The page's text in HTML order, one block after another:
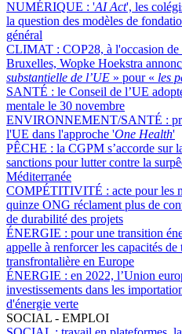
NUMÉRIQUE : 'AI Act', les
la question des modèles de
général
CLIMAT : COP28, à l'occasion
Bruxelles, Wopke Hoekstra
substantielle de l’UE » pour « les
SANTÉ : le Conseil de l’UE
mentale le 30 novembre
ENVIRONNEMENT/SANTÉ :
l'UE dans l'approche 'One Health'
PÊCHE : la CGPM s’accorde sur
sanctions pour lutter contre la
Méditerranée
COMPÉTITIVITÉ : acte pour les
quinze ONG réclament plus de
de durabilité des projets
ÉNERGIE : pour une transition
appelle à renforcer les capacités
transfrontalière en Europe
ÉNERGIE : en 2022, l’Union
investissements dans les
d'énergie verte
SOCIAL - EMPLOI